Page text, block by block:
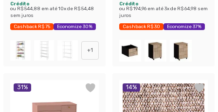
Crédito
ou R$ 544,88 em até10x de R$ 54,48
sem juros
Cashback R$ 75 Economize 30%
+1
Crédito
ou R$ 194,96 em até3x de R$ 64,98 sem
juros
Cashback R$ 30 Economize 37%
31% 14%